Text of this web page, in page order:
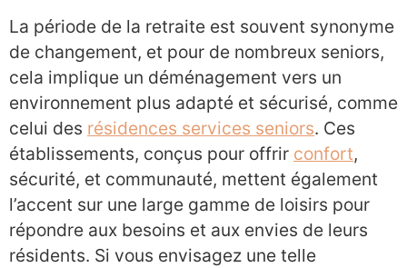
La période de la retraite est souvent synonyme
de changement, et pour de nombreux seniors,
cela implique un déménagement vers un
environnement plus adapté et sécurisé, comme
celui des résidences services seniors. Ces
établissements, conçus pour offrir confort,
sécurité, et communauté, mettent également
l’accent sur une large gamme de loisirs pour
répondre aux besoins et aux envies de leurs
résidents. Si vous envisagez une telle